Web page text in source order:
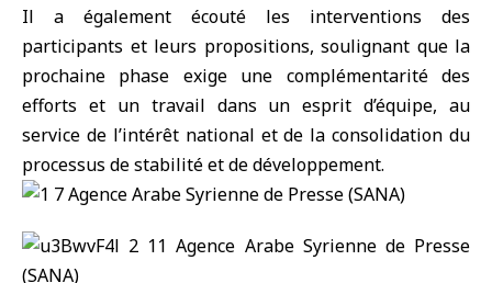
Il a également écouté les interventions des
participants et leurs propositions, soulignant que la
prochaine phase exige une complémentarité des
efforts et un travail dans un esprit d’équipe, au
service de l’intérêt national et de la consolidation du
processus de stabilité et de développement.